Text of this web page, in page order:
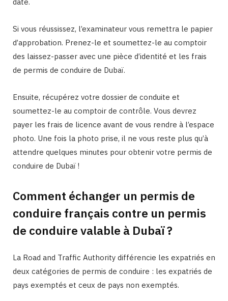
Si vous réussissez, l’examinateur vous remettra le papier
d’approbation. Prenez-le et soumettez-le au comptoir
des laissez-passer avec une pièce d’identité et les frais
de permis de conduire de Dubaï.
Ensuite, récupérez votre dossier de conduite et
soumettez-le au comptoir de contrôle. Vous devrez
payer les frais de licence avant de vous rendre à l’espace
photo. Une fois la photo prise, il ne vous reste plus qu’à
attendre quelques minutes pour obtenir votre permis de
conduire de Dubaï !
Comment échanger un permis de
conduire français contre un permis
de conduire valable à Dubaï ?
La Road and Traffic Authority différencie les expatriés en
deux catégories de permis de conduire : les expatriés de
pays exemptés et ceux de pays non exemptés.